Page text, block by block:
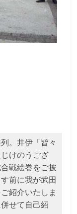
。井伊「皆々
けのうござ
戦絵巻をご披
前に我が武田
紹介いたしま
せて自己紹